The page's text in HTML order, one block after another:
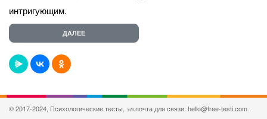
интригующим.
© 2017-2024, Психологические тесты, эл.почта для связи: hello@free-testi.com.